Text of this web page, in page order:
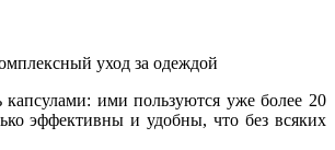
ими пользуются уже более 20
эффективны и удобны, что без всяких